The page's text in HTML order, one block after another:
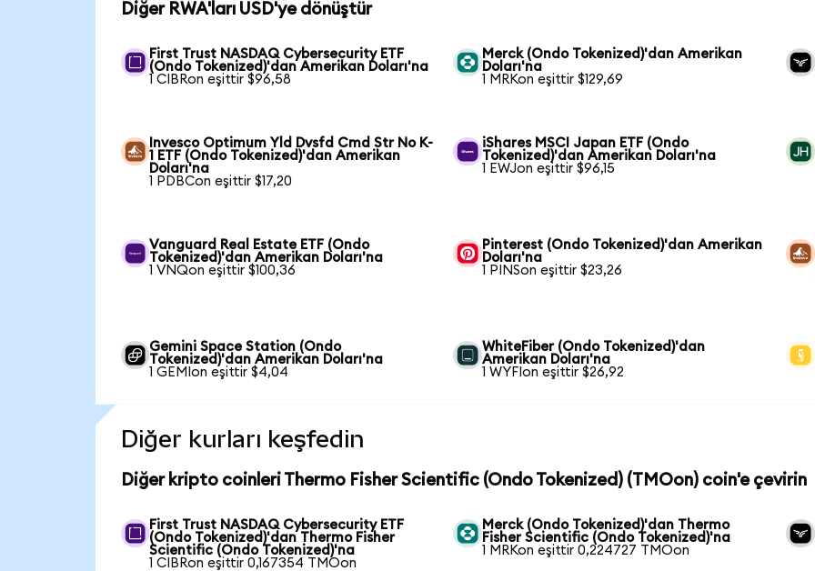
Diğer RWA'ları USD'ye dönüştür
First Trust NASDAQ Cybersecurity ETF
(Ondo Tokenized)'dan Amerikan Doları'na
1 CIBRon eşittir $96,58
Merck (Ondo Tokenized)'dan Amerikan
Doları'na
1 MRKon eşittir $129,69
Invesco Optimum Yld Dvsfd Cmd Str No K-
1 ETF (Ondo Tokenized)'dan Amerikan
Doları'na
1 PDBCon eşittir $17,20
iShares MSCI Japan ETF (Ondo
Tokenized)'dan Amerikan Doları'na
1 EWJon eşittir $96,15
Vanguard Real Estate ETF (Ondo
Tokenized)'dan Amerikan Doları'na
1 VNQon eşittir $100,36
Pinterest (Ondo Tokenized)'dan Amerikan
Doları'na
1 PINSon eşittir $23,26
Gemini Space Station (Ondo
Tokenized)'dan Amerikan Doları'na
1 GEMIon eşittir $4,04
WhiteFiber (Ondo Tokenized)'dan
Amerikan Doları'na
1 WYFIon eşittir $26,92
Diğer kurları keşfedin
Diğer kripto coinleri Thermo Fisher Scientific (Ondo Tokenized) (TMOon) coin'e çevirin
First Trust NASDAQ Cybersecurity ETF
(Ondo Tokenized)'dan Thermo Fisher
Scientific (Ondo Tokenized)'na
1 CIBRon eşittir 0,167354 TMOon
Merck (Ondo Tokenized)'dan Thermo
Fisher Scientific (Ondo Tokenized)'na
1 MRKon eşittir 0,224727 TMOon